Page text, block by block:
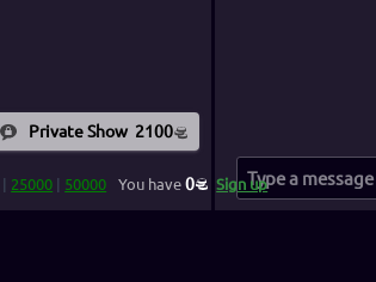
Private Show 2100
| 25000 | 50000 You have0 Sign up